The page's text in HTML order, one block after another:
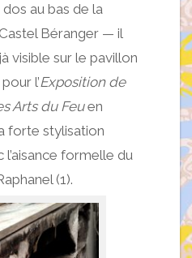
au bas de la
Béranger — il
visible sur le pavillon
l’Exposition de
Arts du Feuen
forte stylisation
l’aisance formelle du
(1).